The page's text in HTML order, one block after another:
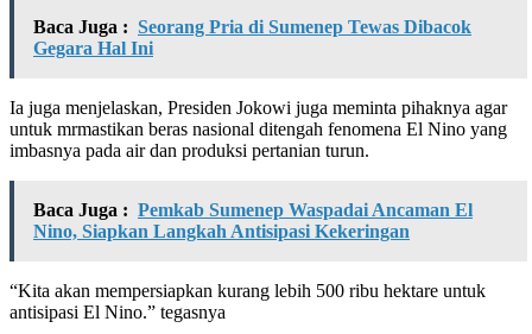
Baca Juga : Seorang Pria di Sumenep Tewas Dibacok
Gegara Hal Ini
Ia juga menjelaskan, Presiden Jokowi juga meminta pihaknya agar
untuk mrmastikan beras nasional ditengah fenomena El Nino yang
imbasnya pada air dan produksi pertanian turun.
Baca Juga : Pemkab Sumenep Waspadai Ancaman El
Nino, Siapkan Langkah Antisipasi Kekeringan
“Kita akan mempersiapkan kurang lebih 500 ribu hektare untuk
antisipasi El Nino.” tegasnya